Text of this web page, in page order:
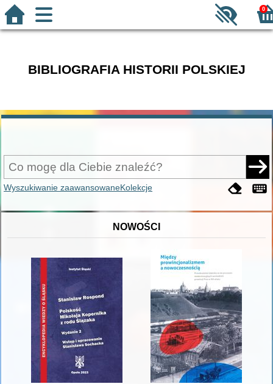
0
BIBLIOGRAFIA HISTORII POLSKIEJ
Wyszukiwanie zaawansowaneKolekcje
NOWOŚCI